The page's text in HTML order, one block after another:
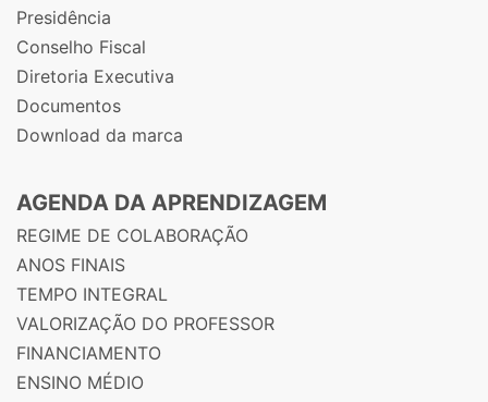
Presidência
Conselho Fiscal
Diretoria Executiva
Documentos
Download da marca
AGENDA DA APRENDIZAGEM
REGIME DE COLABORAÇÃO
ANOS FINAIS
TEMPO INTEGRAL
VALORIZAÇÃO DO PROFESSOR
FINANCIAMENTO
ENSINO MÉDIO